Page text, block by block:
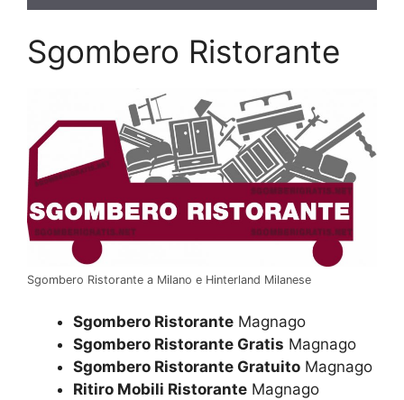
Sgombero Ristorante
Sgombero Ristorante a Milano e Hinterland Milanese
Sgombero Ristorante Magnago
Sgombero Ristorante Gratis Magnago
Sgombero Ristorante Gratuito Magnago
Ritiro Mobili Ristorante Magnago